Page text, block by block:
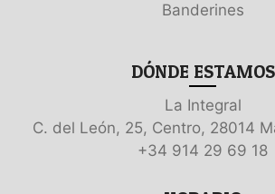
Banderines
DÓNDE ESTAMOS
La Integral
C. del León, 25, Centro, 28014
+34 914 29 69 18